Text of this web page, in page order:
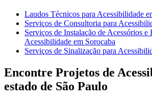
Laudos Técnicos para Acessibilidade
Serviços de Consultoria para
Serviços de Instalação de Acessórios e
Acessibilidade em Sorocaba
Serviços de Sinalização para
Encontre Projetos de
estado de São Paulo